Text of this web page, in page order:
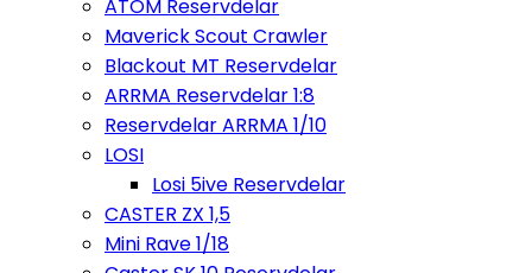
ATOM Reservdelar
Maverick Scout Crawler
Blackout MT Reservdelar
ARRMA Reservdelar 1:8
Reservdelar ARRMA 1/10
LOSI
Losi 5ive Reservdelar
CASTER ZX 1,5
Mini Rave 1/18